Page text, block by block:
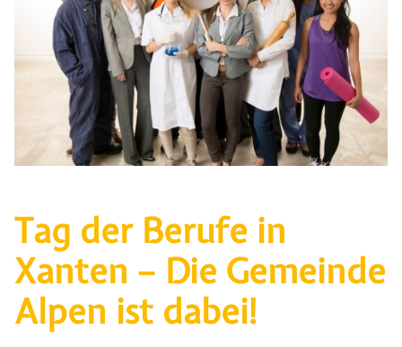
Tag der Berufe in
Xanten – Die Gemeinde
Alpen ist dabei!